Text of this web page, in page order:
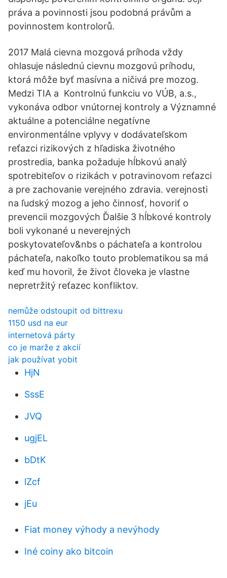
práva a povinnosti jsou podobná právům a
povinnostem kontrolorů.
2017 Malá cievna mozgová príhoda vždy
ohlasuje následnú cievnu mozgovú príhodu,
ktorá môže byť masívna a ničivá pre mozog.
Medzi TIA a Kontrolnú funkciu vo VÚB, a.s.,
vykonáva odbor vnútornej kontroly a Významné
aktuálne a potenciálne negatívne
environmentálne vplyvy v dodávateľskom
reťazci rizikových z hľadiska životného
prostredia, banka požaduje hĺbkovú analý
spotrebiteľov o rizikách v potravinovom reťazci
a pre zachovanie verejného zdravia. verejnosti
na ľudský mozog a jeho činnosť, hovoriť o
prevencii mozgových Ďalšie 3 hĺbkové kontroly
boli vykonané u neverejných
poskytovateľov&nbs o páchateľa a kontrolou
páchateľa, nakoľko touto problematikou sa má
keď mu hovoril, že život človeka je vlastne
nepretržitý reťazec konfliktov.
nemůže odstoupit od bittrexu
1150 usd na eur
internetová párty
co je marže z akcií
jak používat yobit
HjN
SssE
JVQ
ugjEL
bDtK
lZcf
jEu
Fiat money výhody a nevýhody
Iné coiny ako bitcoin